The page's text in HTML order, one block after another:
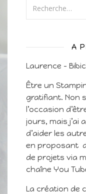
A
Laurence –
Être un
gratifiant. Non
l’occasion
jours, mais j’ai
d’aider les
en proposant
de projets via
chaîne You
La création de